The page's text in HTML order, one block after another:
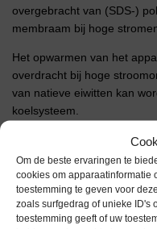
Om de beste ervaringen te
cookies om apparaatinformatie
toestemming te geven voor
zoals surfgedrag of unieke ID's
toestemming geeft of uw
overgebracht van (SDS-)
membraam bij hoge
Het opwarmen van het
overdracht bij hoge
van natieve eiwitten kan
koelsysteem.
Elektrode oppervlak: 160 x
Extra informatie